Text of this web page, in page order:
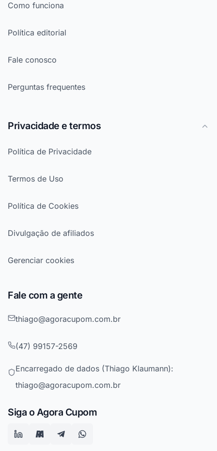
Como funciona
Política editorial
Fale conosco
Perguntas frequentes
Privacidade e termos
Política de Privacidade
Termos de Uso
Política de Cookies
Divulgação de afiliados
Gerenciar cookies
Fale com a gente
thiago@agoracupom.com.br
(47) 99157-2569
Encarregado de dados (Thiago Klaumann):
thiago@agoracupom.com.br
Siga o Agora Cupom